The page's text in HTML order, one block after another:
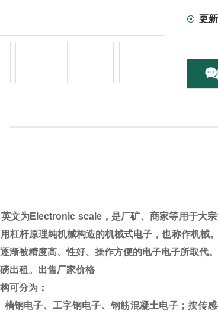
更
文为Electronic scale，是厂矿、商家等用于大
杠杆原理纯机械构造的机械式电子，也称作机械
渐被精度高、性好、操作方便的电子电子所取代。
出租。出售厂家价格
可分为 ：
槽钢电子、工字钢电子、钢筋混凝土电子；按传